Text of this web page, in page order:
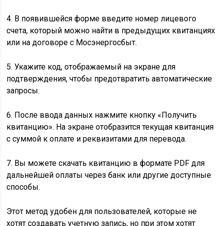
4. В появившейся форме введите номер лицевого
счета, который можно найти в предыдущих квитанциях
или на договоре с Мосэнергосбыт.
5. Укажите код, отображаемый на экране для
подтверждения, чтобы предотвратить автоматические
запросы.
6. После ввода данных нажмите кнопку «Получить
квитанцию». На экране отобразится текущая квитанция
с суммой к оплате и реквизитами для перевода.
7. Вы можете скачать квитанцию в формате PDF для
дальнейшей оплаты через банк или другие доступные
способы.
Этот метод удобен для пользователей, которые не
хотят создавать учетную запись, но при этом хотят